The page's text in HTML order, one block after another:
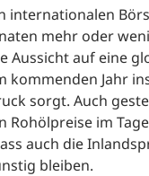
internationalen
mehr oder
Aussicht auf eine
kommenden Jahr
sorgt. Auch
Rohölpreise im
auch die
bleiben.